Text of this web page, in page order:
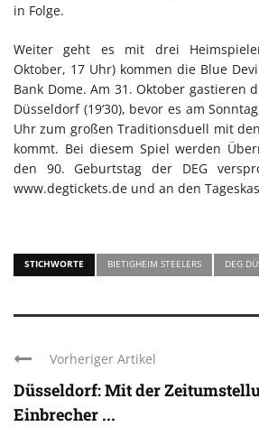
in Folge.
Weiter geht es mit drei
Oktober, 17 Uhr) kommen die Blue
Bank Dome. Am 31. Oktober gastieren
Düsseldorf (19‘30), bevor es am
Uhr zum großen Traditionsduell mit
kommt. Bei diesem Spiel werden
den 90. Geburtstag der DEG
www.degtickets.de und an den
STICHWORTE BIETIGHEIM STEELERS DEG
Vorheriger Artikel
Düsseldorf: Mit der
Einbrecher ...